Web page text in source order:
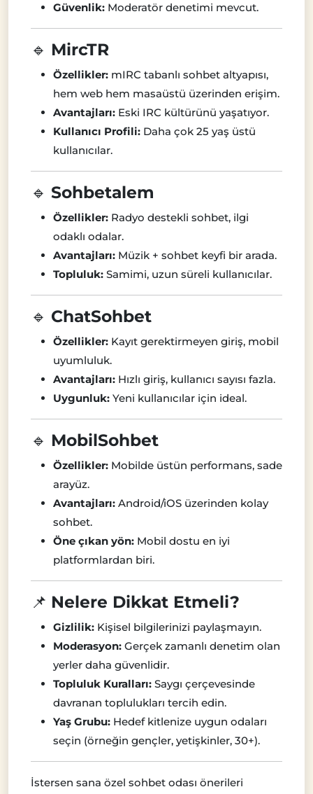
Güvenlik: Moderatör denetimi mevcut.
🔹 MircTR
Özellikler: mIRC tabanlı sohbet altyapısı,
hem web hem masaüstü üzerinden erişim.
Avantajları: Eski IRC kültürünü yaşatıyor.
Kullanıcı Profili: Daha çok 25 yaş üstü
kullanıcılar.
🔹 Sohbetalem
Özellikler: Radyo destekli sohbet, ilgi
odaklı odalar.
Avantajları: Müzik + sohbet keyfi bir arada.
Topluluk: Samimi, uzun süreli kullanıcılar.
🔹 ChatSohbet
Özellikler: Kayıt gerektirmeyen giriş, mobil
uyumluluk.
Avantajları: Hızlı giriş, kullanıcı sayısı fazla.
Uygunluk: Yeni kullanıcılar için ideal.
🔹 MobilSohbet
Özellikler: Mobilde üstün performans, sade
arayüz.
Avantajları: Android/iOS üzerinden kolay
sohbet.
Öne çıkan yön: Mobil dostu en iyi
platformlardan biri.
📌 Nelere Dikkat Etmeli?
Gizlilik: Kişisel bilgilerinizi paylaşmayın.
Moderasyon: Gerçek zamanlı denetim olan
yerler daha güvenlidir.
Topluluk Kuralları: Saygı çerçevesinde
davranan toplulukları tercih edin.
Yaş Grubu: Hedef kitlenize uygun odaları
seçin (örneğin gençler, yetişkinler, 30+).
İstersen sana özel sohbet odası önerileri